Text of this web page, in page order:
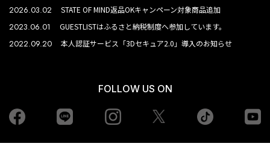
2026.03.02 STATE OF MIND返品OKキャンペーン対象商品追加
2023.06.01 GUESTLISTはふるさと納税制度へ参加しています。
2022.09.20 本人認証サービス「3Dセキュア2.0」導入のお知らせ
FOLLOW US ON
Facebook Instagram tiktok